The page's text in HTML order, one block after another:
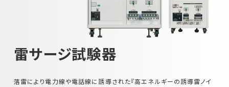
雷サージ試験器
落雷により電力線や電話線に誘導された『高エネルギーの誘導雷ノイ
電源電圧変動試験器・その他試験器